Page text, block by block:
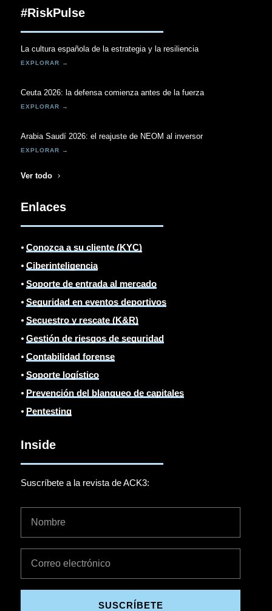
#RiskPulse
La cultura española de la estrategia y la resiliencia
Ceuta 2026: la defensa comienza antes de la fuerza
Arabia Saudí 2026: el reajuste de NEOM al inversor
Ver todo
Enlaces
⦁Conozca a su cliente (KYC)
⦁Ciberinteligencia
⦁Soporte de entrada al mercado
⦁Seguridad en eventos deportivos
⦁Secuestro y rescate (K&R)
⦁Gestión de riesgos de seguridad
⦁Contabilidad forense
⦁Soporte logístico
⦁ Prevención del blanqueo de capitales
⦁ Pentesting
Inside
Suscríbete a la revista de ACK3:
SUSCRÍBETE